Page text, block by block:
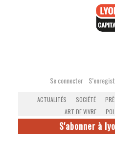
Se connecter
ACTUALITÉS SOCIÉTÉ
ART DE VIVRE
S'abonner à